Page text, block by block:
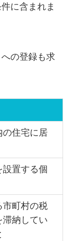
に含まれま
の登録も求
の住宅に居
設置する個
市町村の税
滞納してい